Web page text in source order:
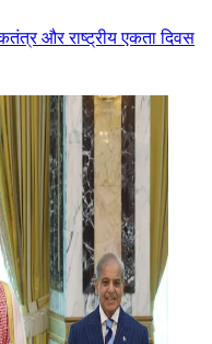
और राष्ट्रीय एकता दिवस